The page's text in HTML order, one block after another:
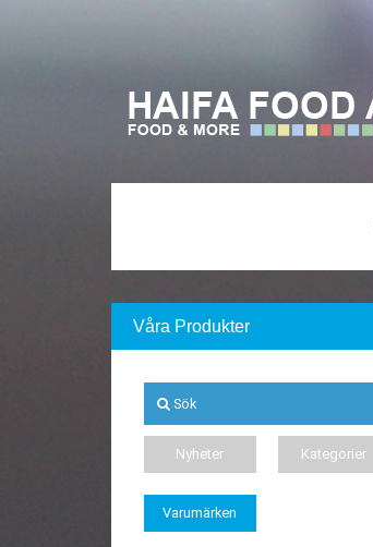
Våra Produkter
Sök
Nyheter Kategorier
Varumärken